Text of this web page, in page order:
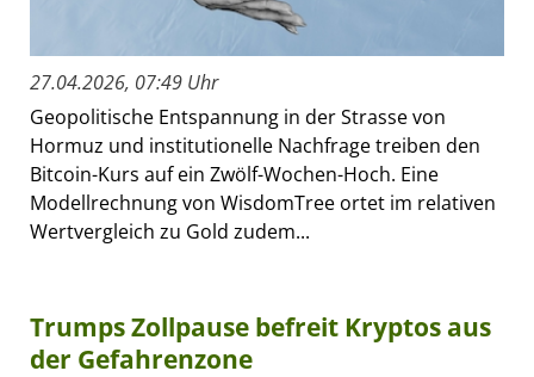
27.04.2026, 07:49 Uhr
Geopolitische Entspannung in der Strasse von
Hormuz und institutionelle Nachfrage treiben den
Bitcoin-Kurs auf ein Zwölf-Wochen-Hoch. Eine
Modellrechnung von WisdomTree ortet im relativen
Wertvergleich zu Gold zudem...
Trumps Zollpause befreit Kryptos aus
der Gefahrenzone